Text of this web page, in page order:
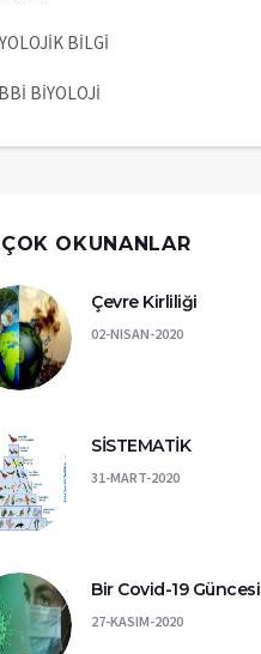
BİLGİ
BİYOLOJİ
OKUNANLAR
Çevre Kirliliği
02-NISAN-2020
SİSTEMATİK
31-MART-2020
Bir Covid-19 Güncesi
27-KASIM-2020